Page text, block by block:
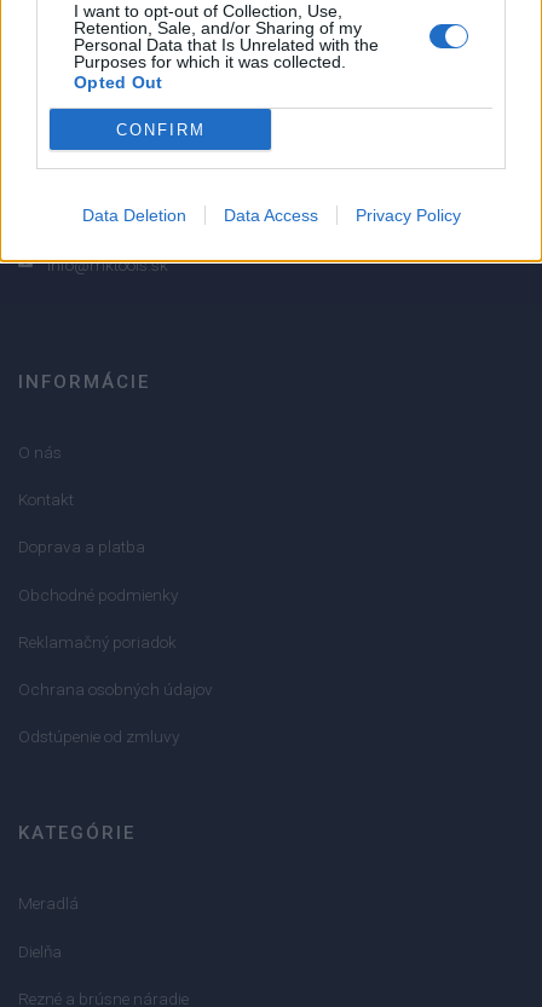
I want to opt-out of Collection, Use,
Retention, Sale, and/or Sharing of my
Personal Data that Is Unrelated with the
Purposes for which it was collected.
Opted Out
CONFIRM
Data Deletion Data Access Privacy Policy
Strojnícka 5, Prešov
Strojnícka 5, Prešov
info@mktools.sk
INFORMÁCIE
O nás
Kontakt
Doprava a platba
Obchodné podmienky
Reklamačný poriadok
Ochrana osobných údajov
Odstúpenie od zmluvy
KATEGÓRIE
Meradlá
Dielňa
Rezné a brúsne náradie